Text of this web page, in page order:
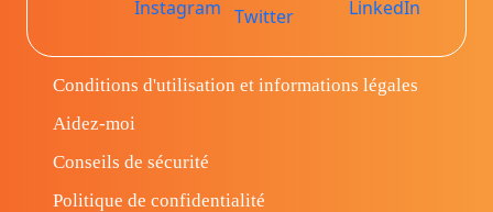
Conditions d'utilisation et informations légales
Aidez-moi
Conseils de sécurité
Politique de confidentialité